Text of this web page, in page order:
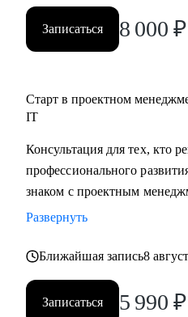
Записаться 8 000 ₽
Старт в проектном
IT
Консультация для тех, кто
профессионального
знаком с проектным
Развернуть
Ближайшая запись8
Записаться 5 990 ₽